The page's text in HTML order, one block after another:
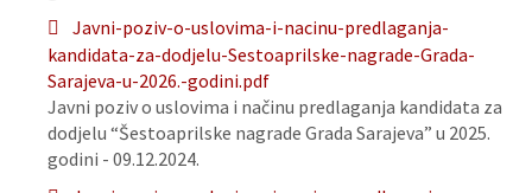
Javni-poziv-o-uslovima-i-nacinu-predlaganja-
kandidata-za-dodjelu-Sestoaprilske-nagrade-Grada-
Sarajeva-u-2026.-godini.pdf
Javni poziv o uslovima i načinu predlaganja kandidata za
dodjelu “Šestoaprilske nagrade Grada Sarajeva” u 2025.
godini - 09.12.2024.